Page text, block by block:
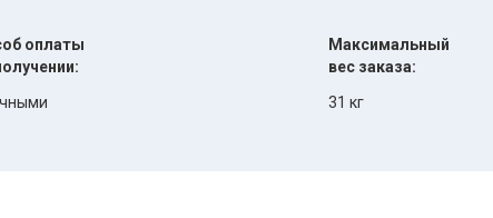
оплаты
Максимальный
вес заказа:
31 кг